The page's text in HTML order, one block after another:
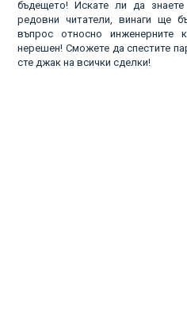
бъдещето! Искате ли да
редовни читатели, винаги ще
въпрос относно инженерните
нерешен! Сможете да спестите
сте джак на всички сделки!